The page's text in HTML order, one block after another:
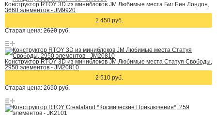
Конструктор RTOY 3D из миниблоков JM Любимые места Биг Бен Лондон,
3660 элементов - JM9920
2 450 руб.
Старая цена: 2620 руб.
Конструктор RTOY 3D из миниблоков JM Любимые места Статуя Свободы,
2950 элементов - JM20810
2 510 руб.
Старая цена: 2690 руб.